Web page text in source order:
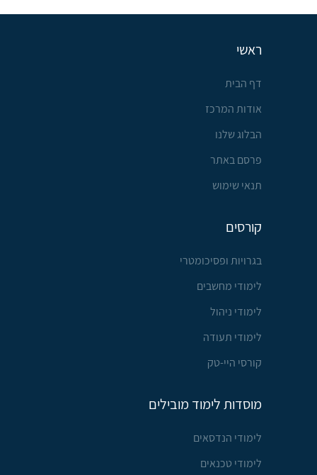
ראשי
דף הבית
אודות המרכז
הבלוג שלנו
פרסם באתר
תנאי שימוש
קורסים
בגרויות ופסיכומטרי
לימודי מחשבים
לימודי ניהול
לימודי תעודה
קורסי היי-טק
מוסדות לימוד מובילים
לימודי הנדסאים
לימודי טכנאים